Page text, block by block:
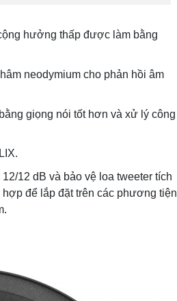
hưởng thấp được làm bằng
neodymium cho phản hồi âm
giọng nói tốt hơn và xử lý công
12 dB và bảo vệ loa tweeter tích
để lắp đặt trên các phương tiện